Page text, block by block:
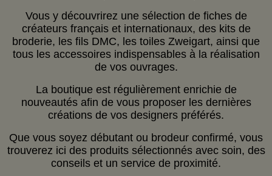
Vous y découvrirez une sélection de fiches de
créateurs français et internationaux, des kits de
broderie, les fils DMC, les toiles Zweigart, ainsi que
tous les accessoires indispensables à la réalisation
de vos ouvrages.
La boutique est régulièrement enrichie de
nouveautés afin de vous proposer les dernières
créations de vos designers préférés.
Que vous soyez débutant ou brodeur confirmé, vous
trouverez ici des produits sélectionnés avec soin, des
conseils et un service de proximité.